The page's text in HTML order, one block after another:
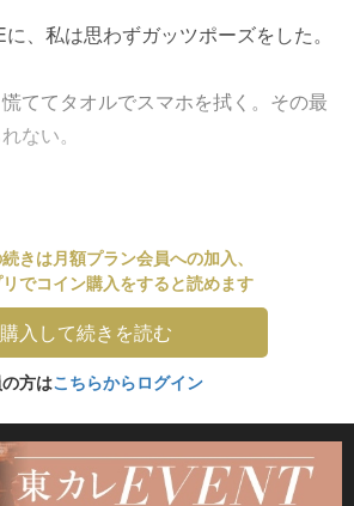
、私は思わずガッツポーズをした。
ててタオルでスマホを拭く。その最
ない。
きは月額プラン会員への加入、
でコイン購入をすると読めます
購入して続きを読む
方はこちらからログイン